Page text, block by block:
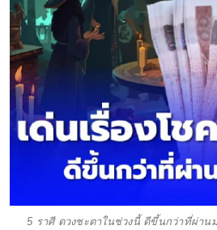
5 ราศี ดวงชะตาในช่วงนี้ ดีขึ้นกว่าที่ผ่าน